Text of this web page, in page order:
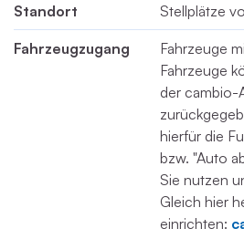
Standort Stellplätze
Fahrzeugzugang
Fahrzeuge
Fahrzeuge
der cambio-
hierfür die
bzw. "Auto
Sie nutzen
Gleich hier
einrichten: